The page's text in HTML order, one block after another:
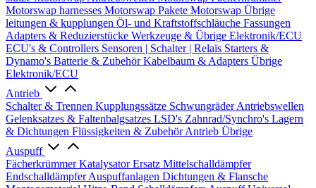
Motorswap harnesses Motorswap Pakete Motorswap Übrige
leitungen & kupplungen Öl- und Kraftstoffschläuche Fassungen
Adapters & Reduzierstücke Werkzeuge & Übrige Elektronik/ECU
ECU's & Controllers Sensoren | Schalter | Relais Starters &
Dynamo's Batterie & ZubehörKabelbaum & Adapters Übrige
Elektronik/ECU
Antrieb
Schalter & Trennen Kupplungssätze SchwungräderAntriebswellen
Gelenksatzes & Faltenbalgsatzes LSD's Zahnrad/Synchro's Lagern
& Dichtungen Flüssigkeiten & ZubehörAntrieb Übrige
Auspuff
FächerkrümmerKatalysator Ersatz Mittelschalldämpfer
EndschalldämpferAuspuffanlagen Dichtungen & Flansche